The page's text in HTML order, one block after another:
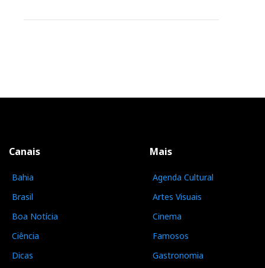
Canais
Bahia
Brasil
Boa Notícia
Ciência
Dicas
Mais
Agenda Cultural
Artes Visuais
Cinema
Famosos
Gastronomia